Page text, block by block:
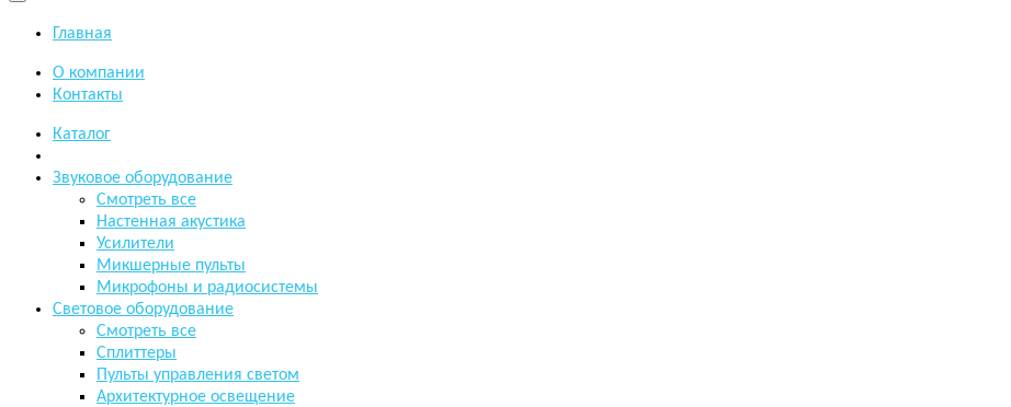
Главная
О компании
Контакты
Каталог
Звуковое оборудование
Смотреть все
Настенная акустика
​Усилители
Микшерные пульты
Микрофоны и радиосистемы
Световое оборудование
Смотреть все
Сплиттеры
Пульты управления светом
Архитектурное освещение